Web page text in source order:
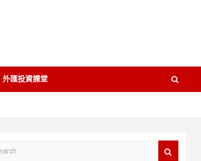
外匯投資課堂